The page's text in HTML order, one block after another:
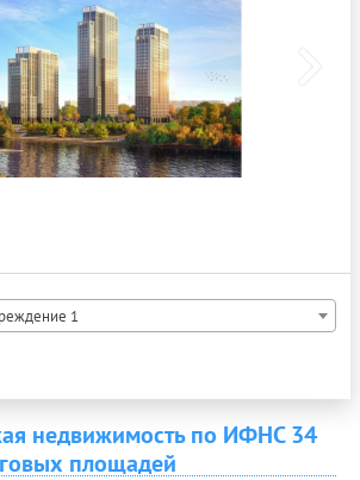
1
недвижимость по ИФНС 34
площадей